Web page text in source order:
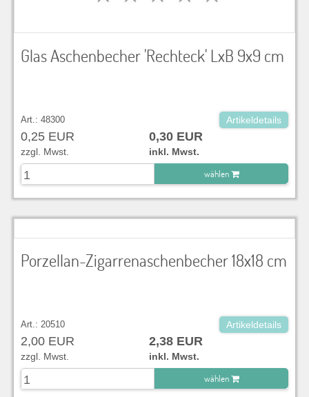
Glas Aschenbecher 'Rechteck' LxB 9x9 cm
Art.: 48300 Artikeldetails
0,25 EUR 0,30 EUR
zzgl. Mwst.
inkl. Mwst.
wählen
zu Warenkorb hinzugefügt.
Porzellan-Zigarrenaschenbecher 18x18 cm
Art.: 20510 Artikeldetails
2,00 EUR 2,38 EUR
zzgl. Mwst.
inkl. Mwst.
wählen